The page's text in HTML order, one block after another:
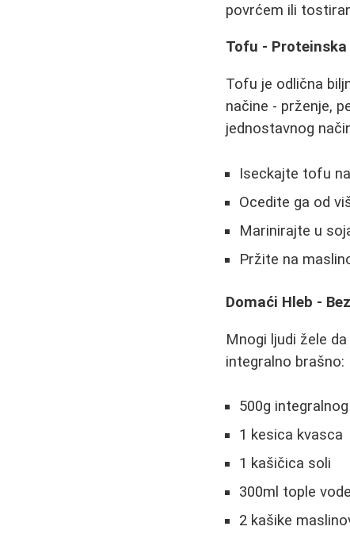
povrćem ili
Tofu -
Tofu je odlična
načine - prženje,
jednostavnog
Iseckajte tofu
Ocedite ga od
Marinirajte u
Pržite na
Domaći Hleb -
Mnogi ljudi žele
integralno brašno:
500g
1 kesica kvasca
1 kašičica soli
300ml tople vode
2 kašike